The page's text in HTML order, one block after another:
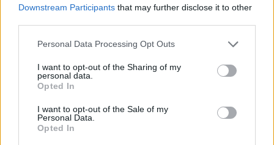
Downstream Participants that may further disclose it to other
Personal Data Processing Opt Outs
I want to opt-out of the Sharing of my
personal data.
Opted In
I want to opt-out of the Sale of my
Personal Data.
Opted In
Астронавти на NASA излязоха в
открития космос